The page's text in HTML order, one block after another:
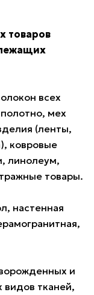
товаров
всех
мех
(ленты,
ковровые
линолеум,
товары.
настенная
и
видов тканей,